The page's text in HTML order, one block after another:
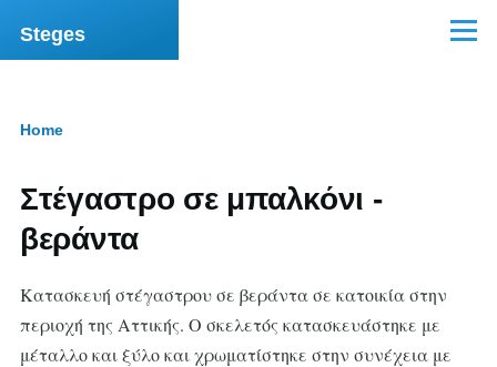
Skip to main content
Steges Menu
Home
Στέγαστρο σε μπαλκόνι -
βεράντα
Κατασκευή στέγαστρου σε βεράντα σε κατοικία στην
περιοχή της Αττικής. Ο σκελετός κατασκευάστηκε με
μέταλλο και ξύλο και χρωματίστηκε στην συνέχεια με